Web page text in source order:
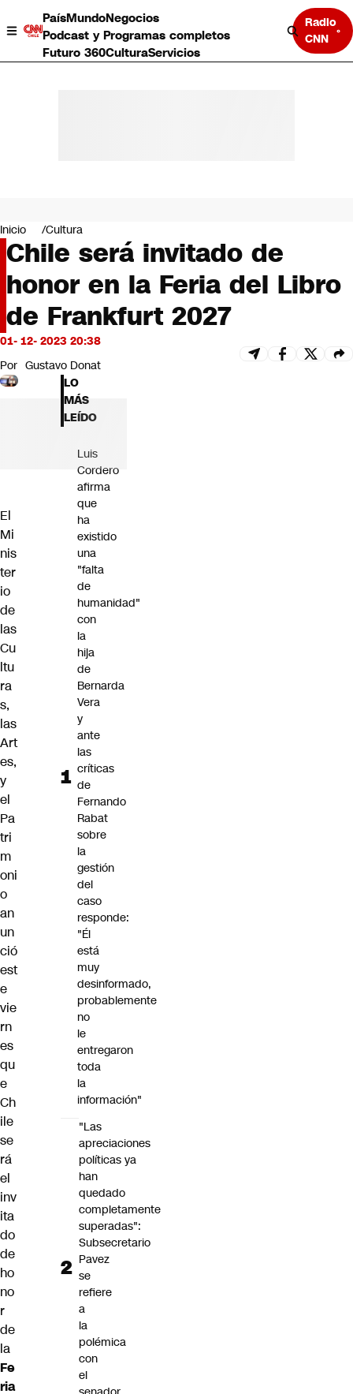
PaísMundoNegocios
Podcast y Programas completos
Futuro 360CulturaServicios
Radio
CNN
Negocios
Deportes
Programas completos
Cultura
Servicios
Bits
CNN tiempo
Futuro 360
Opinión
Inicio Cultura
Chile será invitado de
honor en la Feria del Libro
de Frankfurt 2027
01- 12- 2023 20:38
Por Gustavo Donat
El
Mi
nis
ter
io
de
las
Cu
ltu
ra
s,
las
Art
es,
y
el
Pa
tri
m
oni
o
an
un
ció
est
e
vie
rn
es
qu
e
Ch
ile
se
rá
el
inv
ita
do
de
ho
no
r
de
la
Fe
ria
LO
MÁS
LEÍDO
Luis
Cordero
afirma
que
ha
existido
una
"falta
de
humanidad"
con
la
hija
de
Bernarda
Vera
y
ante
las
críticas
de
Fernando
Rabat
sobre
la
gestión
del
caso
responde:
"Él
está
muy
desinformado,
probablemente
no
le
entregaron
toda
la
información"
"Las
apreciaciones
políticas ya
han
quedado
completamente
superadas":
Subsecretario
Pavez
se
refiere
a
la
polémica
con
el